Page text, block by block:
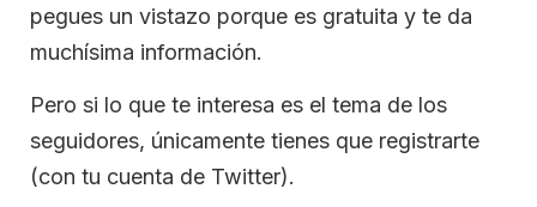
pegues un vistazo porque es gratuita y te da
muchísima información.
Pero si lo que te interesa es el tema de los
seguidores, únicamente tienes que registrarte
(con tu cuenta de Twitter).